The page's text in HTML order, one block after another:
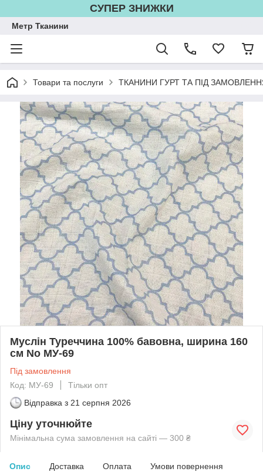
СУПЕР ЗНИЖКИ
Метр Тканини
Товари та послуги ТКАНИНИ ГУРТ ТА ПІД
Муслін Туреччина 100% бавовна, ширина 160
см No МУ-69
Під замовлення
Код: МУ-69
Тільки опт
Відправка з 21 серпня 2026
Ціну уточнюйте
Мінімальна сума замовлення на сайті — 300 ₴
Опис Доставка Оплата Умови повернення